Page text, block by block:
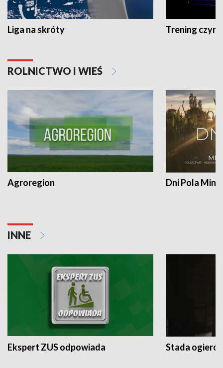
Liga na skróty Trening czyni
ROLNICTWO I WIEŚ
Agroregion Dni Pola
INNE
Ekspert ZUS odpowiada Stada